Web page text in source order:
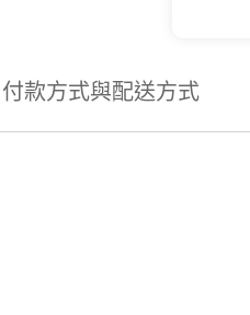
付款方式與配送方式